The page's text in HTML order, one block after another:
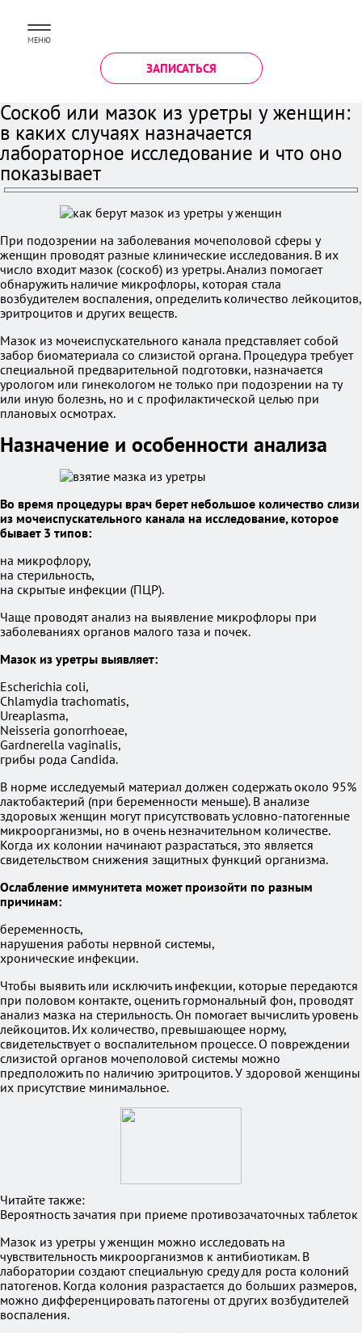
МЕНЮ
ЗАПИСАТЬСЯ
Соскоб или мазок из уретры у женщин:
в каких случаях назначается
лабораторное исследование и что оно
показывает
При подозрении на заболевания мочеполовой сферы у
женщин проводят разные клинические исследования. В их
число входит мазок (соскоб) из уретры. Анализ помогает
обнаружить наличие микрофлоры, которая стала
возбудителем воспаления, определить количество лейкоцитов,
эритроцитов и других веществ.
Мазок из мочеиспускательного канала представляет собой
забор биоматериала со слизистой органа. Процедура требует
специальной предварительной подготовки, назначается
урологом или гинекологом не только при подозрении на ту
или иную болезнь, но и с профилактической целью при
плановых осмотрах.
Назначение и особенности анализа
Во время процедуры врач берет небольшое количество слизи
из мочеиспускательного канала на исследование, которое
бывает 3 типов:
на микрофлору,
на стерильность,
на скрытые инфекции (ПЦР).
Чаще проводят анализ на выявление микрофлоры при
заболеваниях органов малого таза и почек.
Мазок из уретры выявляет:
Escherichia coli,
Chlamydia trachomatis,
Ureaplasma,
Neisseria gonorrhoeae,
Gardnerella vaginalis,
грибы рода Candida.
В норме исследуемый материал должен содержать около 95%
лактобактерий (при беременности меньше). В анализе
здоровых женщин могут присутствовать условно-патогенные
микроорганизмы, но в очень незначительном количестве.
Когда их колонии начинают разрастаться, это является
свидетельством снижения защитных функций организма.
Ослабление иммунитета может произойти по разным
причинам:
беременность,
нарушения работы нервной системы,
хронические инфекции.
Чтобы выявить или исключить инфекции, которые передаются
при половом контакте, оценить гормональный фон, проводят
анализ мазка на стерильность. Он помогает вычислить уровень
лейкоцитов. Их количество, превышающее норму,
свидетельствует о воспалительном процессе. О повреждении
слизистой органов мочеполовой системы можно
предположить по наличию эритроцитов. У здоровой женщины
их присутствие минимальное.
Читайте также:
Вероятность зачатия при приеме противозачаточных таблеток
Мазок из уретры у женщин можно исследовать на
чувствительность микроорганизмов к антибиотикам. В
лаборатории создают специальную среду для роста колоний
патогенов. Когда колония разрастается до больших размеров,
можно дифференцировать патогены от других возбудителей
воспаления.